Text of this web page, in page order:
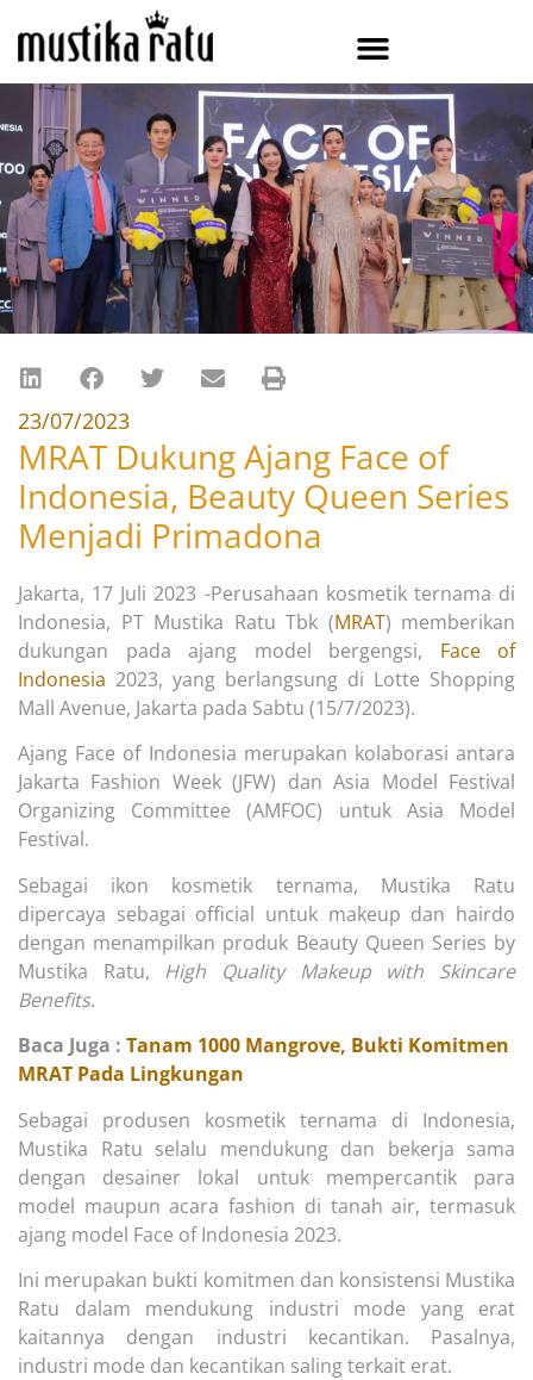
23/07/2023
MRAT Dukung Ajang Face of
Indonesia, Beauty Queen Series
Menjadi Primadona
Jakarta, 17 Juli 2023 -Perusahaan kosmetik ternama di
Indonesia, PT Mustika Ratu Tbk (MRAT) memberikan
dukungan pada ajang model bergengsi, Face of
Indonesia 2023, yang berlangsung di Lotte Shopping
Mall Avenue, Jakarta pada Sabtu (15/7/2023).
Ajang Face of Indonesia merupakan kolaborasi antara
Jakarta Fashion Week (JFW) dan Asia Model Festival
Organizing Committee (AMFOC) untuk Asia Model
Festival.
Sebagai ikon kosmetik ternama, Mustika Ratu
dipercaya sebagai official untuk makeup dan hairdo
dengan menampilkan produk Beauty Queen Series by
Mustika Ratu, High Quality Makeup with Skincare
Benefits.
Baca Juga : Tanam 1000 Mangrove, Bukti Komitmen
MRAT Pada Lingkungan
Sebagai produsen kosmetik ternama di Indonesia,
Mustika Ratu selalu mendukung dan bekerja sama
dengan desainer lokal untuk mempercantik para
model maupun acara fashion di tanah air, termasuk
ajang model Face of Indonesia 2023.
Ini merupakan bukti komitmen dan konsistensi Mustika
Ratu dalam mendukung industri mode yang erat
kaitannya dengan industri kecantikan. Pasalnya,
industri mode dan kecantikan saling terkait erat.